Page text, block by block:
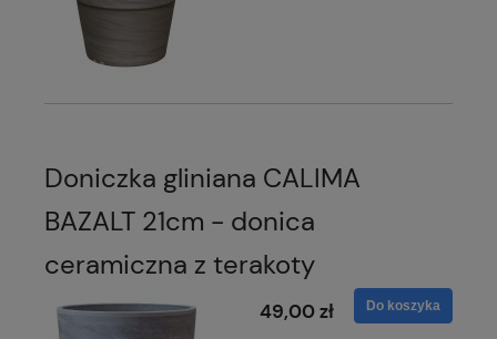
Doniczka gliniana CALIMA
BAZALT 21cm - donica
ceramiczna z terakoty
49,00 zł Do koszyka